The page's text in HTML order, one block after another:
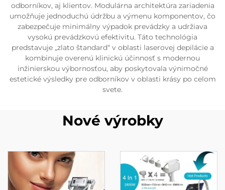
odborníkov, aj klientov. Modulárna architektúra zariadenia
umožňuje jednoduchú údržbu a výmenu komponentov, čo
zabezpečuje minimálny výpadok prevádzky a udržiava
vysokú prevádzkovú efektivitu. Táto technológia
predstavuje „zlato štandard“ v oblasti laserovej depilácie a
kombinuje overenú klinickú účinnosť s modernou
inžinierskou výbornosťou, aby poskytovala výnimočné
estetické výsledky pre odborníkov v oblasti krásy po celom
svete.
Nové výrobky